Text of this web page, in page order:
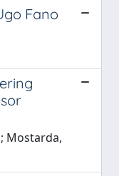
Fano
Mostarda,